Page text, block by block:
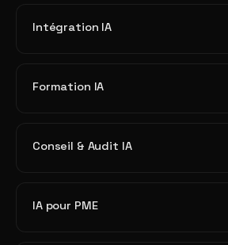
Intégration IA
Formation IA
Conseil & Audit IA
IA pour PME